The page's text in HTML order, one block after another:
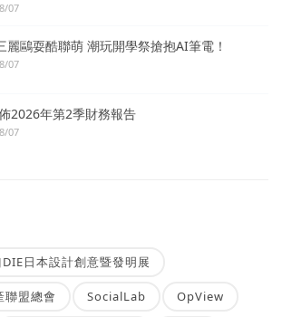
07
麗鷗耍酷聯萌 潮玩開學祭搶抱AI筆電！
07
2026年第2季財務報告
07
JDIE日本設計創意暨發明展
聯盟總會 SocialLab OpView